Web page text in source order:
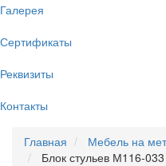
Галерея
Сертификаты
Реквизиты
Контакты
Главная
Мебель на
Блок стульев М116-